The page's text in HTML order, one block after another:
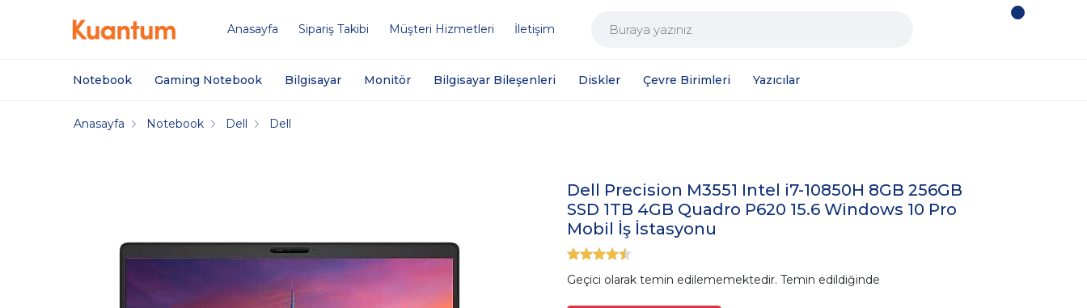
Anasayfa Sipariş Takibi Müşteri Hizmetleri İletişim
Notebook Gaming Notebook Bilgisayar Monitör Bilgisayar Bileşenleri Diskler Çevre Birimleri Yazıcılar
Anasayfa Notebook Dell Dell
Dell Precision M3551 Intel i7-10850H 8GB 256GB
SSD 1TB 4GB Quadro P620 15.6 Windows 10 Pro
Mobil İş İstasyonu
Geçici olarak temin edilememektedir. Temin edildiğinde